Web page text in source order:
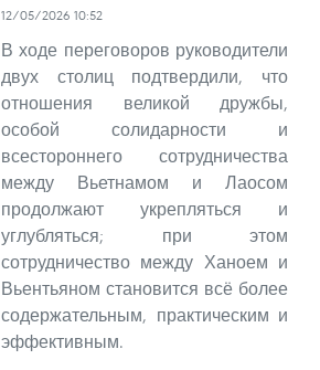
12/05/2026 10:52
В ходе переговоров руководители
двух столиц подтвердили, что
отношения великой дружбы,
особой солидарности и
всестороннего сотрудничества
между Вьетнамом и Лаосом
продолжают укрепляться и
углубляться; при этом
сотрудничество между Ханоем и
Вьентьяном становится всё более
содержательным, практическим и
эффективным.